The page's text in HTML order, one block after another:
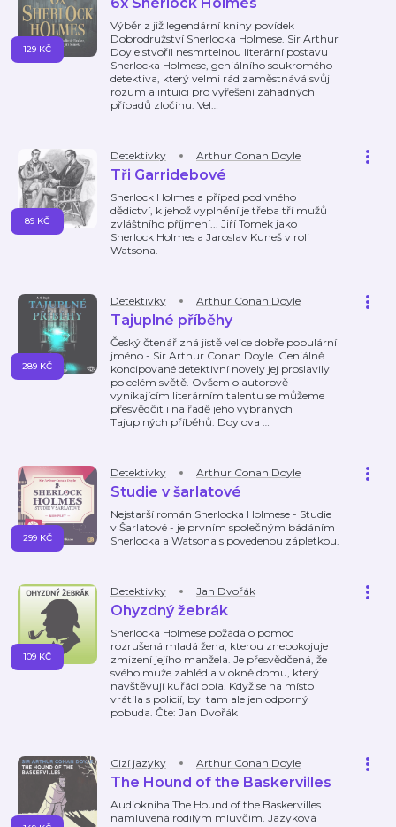
Výběr z již legendární knihy povídek
Dobrodružství Sherlocka Holmese. Sir Arthur
Doyle stvořil nesmrtelnou literární postavu
Sherlocka Holmese, geniálního soukromého
detektiva, který velmi rád zaměstnává svůj
rozum a intuici pro vyřešení záhadných
případů zločinu. Vel…
129 KČ
Detektivky Arthur Conan Doyle
Tři Garridebové
Sherlock Holmes a případ podivného
dědictví, k jehož vyplnění je třeba tří mužů
zvláštního příjmení... Jiří Tomek jako
Sherlock Holmes a Jaroslav Kuneš v roli
Watsona.
89 KČ
Detektivky Arthur Conan Doyle
Tajuplné příběhy
Český čtenář zná jistě velice dobře populární
jméno - Sir Arthur Conan Doyle. Geniálně
koncipované detektivní novely jej proslavily
po celém světě. Ovšem o autorově
vynikajícím literárním talentu se můžeme
přesvědčit i na řadě jeho vybraných
Tajuplných příběhů. Doylova …
289 KČ
Detektivky Arthur Conan Doyle
Studie v šarlatové
Nejstarší román Sherlocka Holmese - Studie
v Šarlatové - je prvním společným bádáním
Sherlocka a Watsona s povedenou zápletkou.
299 KČ
Detektivky Jan Dvořák
Ohyzdný žebrák
Sherlocka Holmese požádá o pomoc
rozrušená mladá žena, kterou znepokojuje
zmizení jejího manžela. Je přesvědčená, že
svého muže zahlédla v okně domu, který
navštěvují kuřáci opia. Když se na místo
vrátila s policií, byl tam ale jen odporný
pobuda. Čte: Jan Dvořák
109 KČ
Cizí jazyky Arthur Conan Doyle
The Hound of the Baskervilles
Audiokniha The Hound of the Baskervilles
namluvená rodilým mluvčím. Jazyková